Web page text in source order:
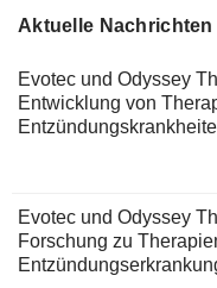
Aktuelle Nachrichten
Evotec und Odyssey
Entwicklung von
Evotec und Odyssey
Forschung zu